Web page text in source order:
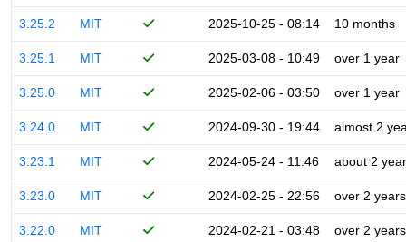
3.25.2 MIT 2025-10-25 - 08:14 10 months
3.25.1 MIT 2025-03-08 - 10:49 over 1 year
3.25.0 MIT 2025-02-06 - 03:50 over 1 year
3.24.0 MIT 2024-09-30 - 19:44 almost 2
3.23.1 MIT 2024-05-24 - 11:46 about 2
3.23.0 MIT 2024-02-25 - 22:56 over 2 years
3.22.0 MIT 2024-02-21 - 03:48 over 2 years